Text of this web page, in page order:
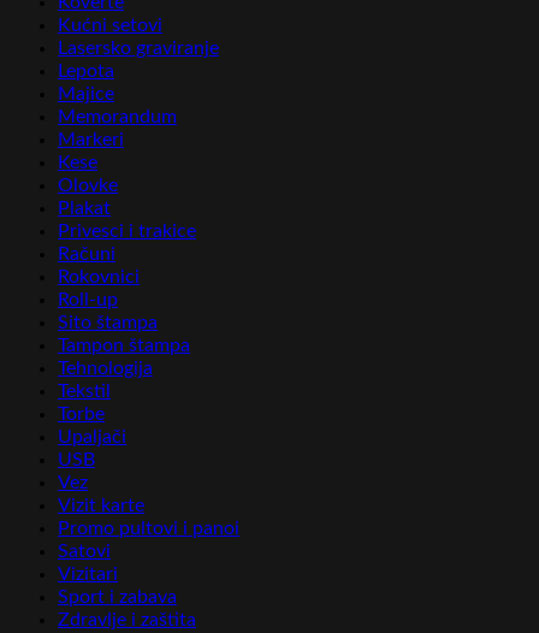
Kućni setovi
Lasersko graviranje
Lepota
Majice
Memorandum
Markeri
Kese
Olovke
Plakat
Privesci i trakice
Računi
Rokovnici
Roll-up
Sito štampa
Tampon štampa
Tehnologija
Tekstil
Torbe
Upaljači
USB
Vez
Vizit karte
Promo pultovi i panoi
Satovi
Vizitari
Sport i zabava
Zdravlje i zaštita